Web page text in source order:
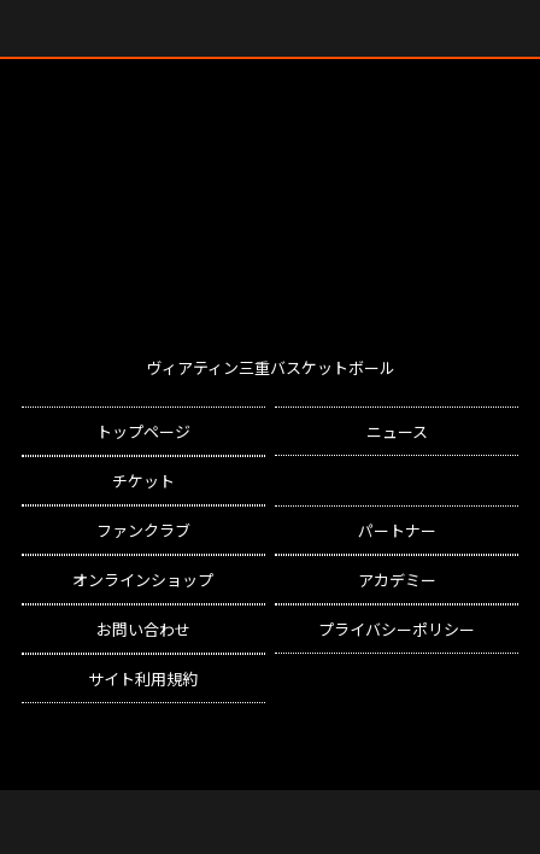
ヴィアティン三重バスケットボール
トップページ ニュース
チケット
ファンクラブ パートナー
オンラインショップ アカデミー
お問い合わせ プライバシーポリシー
サイト利用規約